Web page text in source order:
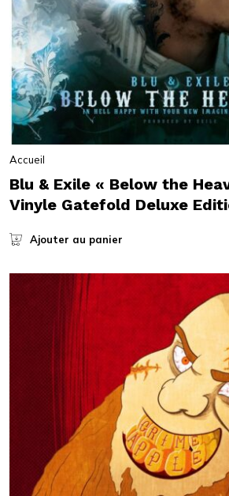
Accueil
Blu & Exile « Below the
Vinyle Gatefold Deluxe
Ajouter au panier